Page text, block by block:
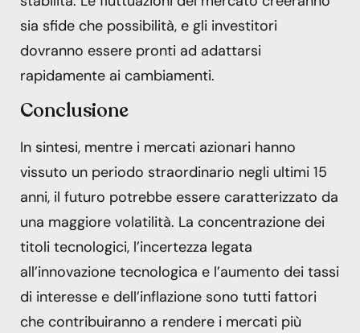
sia sfide che possibilità, e gli investitori
dovranno essere pronti ad adattarsi
rapidamente ai cambiamenti.
Conclusione
In sintesi, mentre i mercati azionari hanno
vissuto un periodo straordinario negli ultimi 15
anni, il futuro potrebbe essere caratterizzato da
una maggiore volatilità. La concentrazione dei
titoli tecnologici, l’incertezza legata
all’innovazione tecnologica e l’aumento dei tassi
di interesse e dell’inflazione sono tutti fattori
che contribuiranno a rendere i mercati più